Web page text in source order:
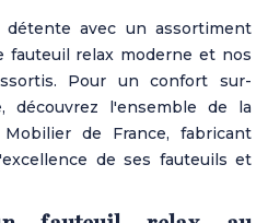
détente avec un assortiment
fauteuil relax moderne et nos
Pour un confort sur-
découvrez l'ensemble de la
de France, fabricant
de ses fauteuils et